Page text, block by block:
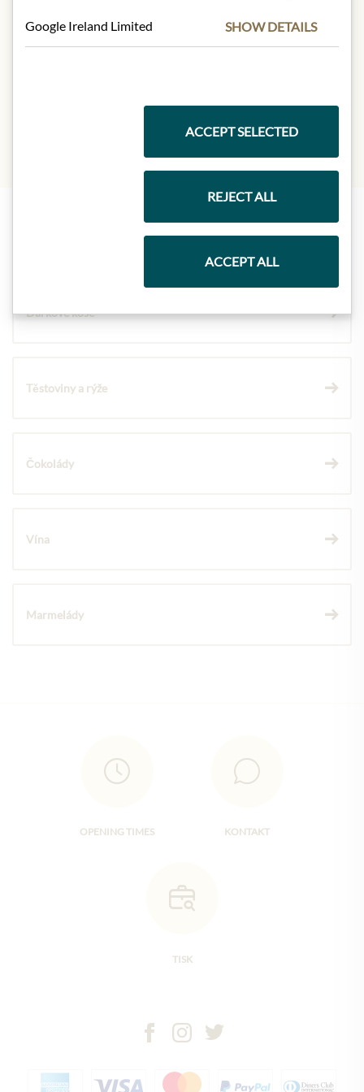
abweichen kann.
Nejlepší z našeho sortimentu
Dárkové koše
Těstoviny a rýže
Čokolády
Vína
Marmelády
OPENING TIMES KONTAKT
TISK
Google Ireland Limited SHOW DETAILS
ACCEPT SELECTED
REJECT ALL
ACCEPT ALL